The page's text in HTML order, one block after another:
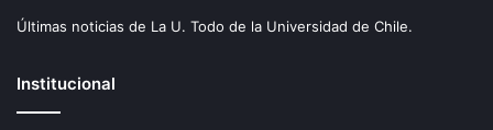
Últimas noticias de La U. Todo de la Universidad de Chile.
Institucional